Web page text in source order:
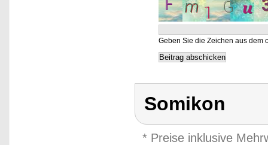
Geben Sie die Zeichen aus dem
Somikon
* Preise inklusive